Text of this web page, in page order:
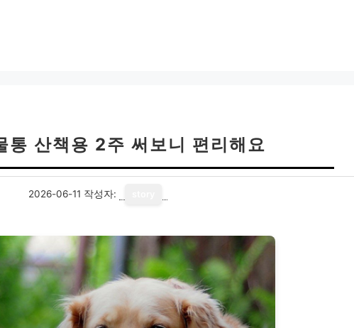
통 산책용 2주 써보니 편리해요
2026-06-11 작성자: